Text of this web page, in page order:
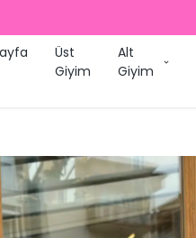
Üst
Giyim
Alt
Giyim